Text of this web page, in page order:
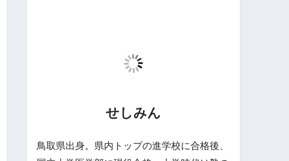
せしみん
鳥取県出身。県内トップの進学校に合格後、